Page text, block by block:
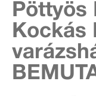
Pöttyös
Kockás